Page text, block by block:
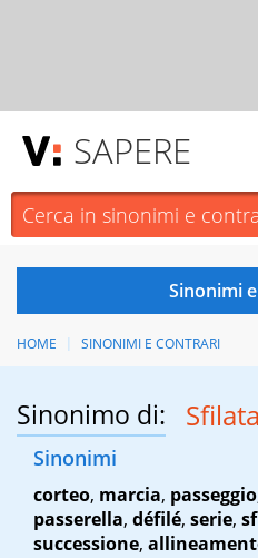
SAPERE
HOME SINONIMI E CONTRARI
Sinonimo di: Sfilata
Sinonimi
corteo, marcia, passeggio
passerella, défilé, serie,
successione,